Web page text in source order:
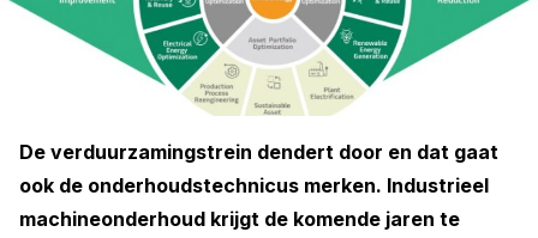
De verduurzamingstrein dendert door en dat gaat
ook de onderhoudstechnicus merken. Industrieel
machineonderhoud krijgt de komende jaren te